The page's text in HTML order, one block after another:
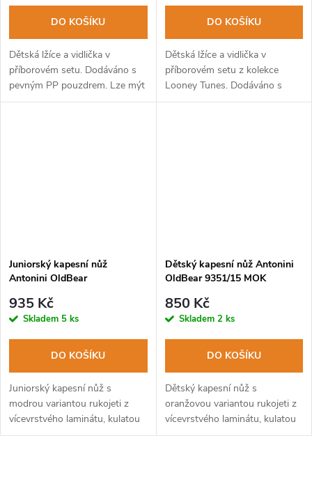
DO KOŠÍKU
Dětská lžíce a vidlička v
příborovém setu. Dodáváno s
pevným PP pouzdrem. Lze mýt
v myčce na nádobí.
DO KOŠÍKU
Dětská lžíce a vidlička v
příborovém setu z kolekce
Looney Tunes. Dodáváno s
pevným PP pouzdrem. Lze mýt
Juniorský kapesní nůž
Antonini OldBear
pojistka, kulatá špička
935 Kč
Skladem 5 ks
DO KOŠÍKU
Juniorský kapesní nůž s
modrou variantou rukojeti z
vícevrstvého laminátu, kulatou
špičkou a nabroušeným ostřím.
Dětský kapesní nůž Antonini
OldBear 9351/15 MOK
špička
850 Kč
Skladem 2 ks
DO KOŠÍKU
Dětský kapesní nůž s
oranžovou variantou rukojeti z
vícevrstvého laminátu, kulatou
špičkou a ztupeným ostřím.